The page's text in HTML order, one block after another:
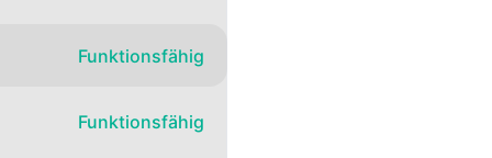
Funktionsfähig
Funktionsfähig